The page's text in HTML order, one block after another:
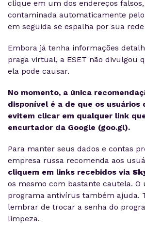
clique em um dos endereços
contaminada automaticamente
em seguida se espalha por sua
Embora já tenha informações
praga virtual, a ESET não divulgou
ela pode causar.
No momento, a única
disponível é a de que os usuários
evitem clicar em qualquer link
encurtador da Google (goo.gl).
Para manter seus dados e contas
empresa russa recomenda aos
cliquem em links recebidos via
os mesmo com bastante cautela. O
programa antivírus também ajuda.
lembrar de trocar a senha do
limpeza.